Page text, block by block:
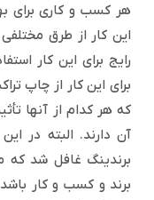
هر کسب و کاری برای
این کار از طرق
رایج برای این کار
برای این کار از چاپ
که هر کدام از آنها
آن دارند. البته در
برندینگ غافل شد که
برند و کسب و کار